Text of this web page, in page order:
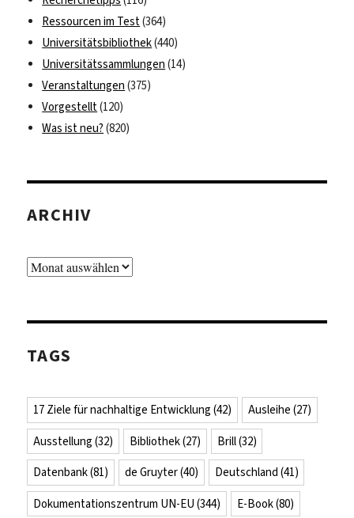
Ressourcen im Test(364)
Universitätsbibliothek(440)
Universitätssammlungen (14)
Veranstaltungen (375)
Vorgestellt(120)
Was ist neu? (820)
ARCHIV
Archiv
TAGS
17 Ziele für nachhaltige Entwicklung (42) Ausleihe (27)
Ausstellung (32) Bibliothek(27) Brill(32)
Datenbank(81) de Gruyter(40) Deutschland (41)
Dokumentationszentrum UN-EU (344) E-Book(80)